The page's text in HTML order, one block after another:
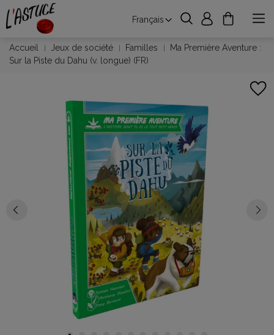
Français
Accueil Jeux de société Familles
Ma Première Aventure :
Sur la Piste du Dahu (v. longue) (FR)